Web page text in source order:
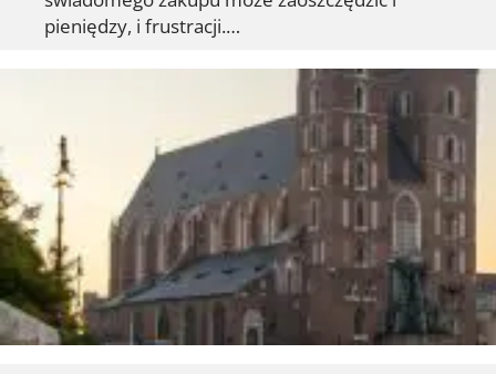
pieniędzy, i frustracji.…